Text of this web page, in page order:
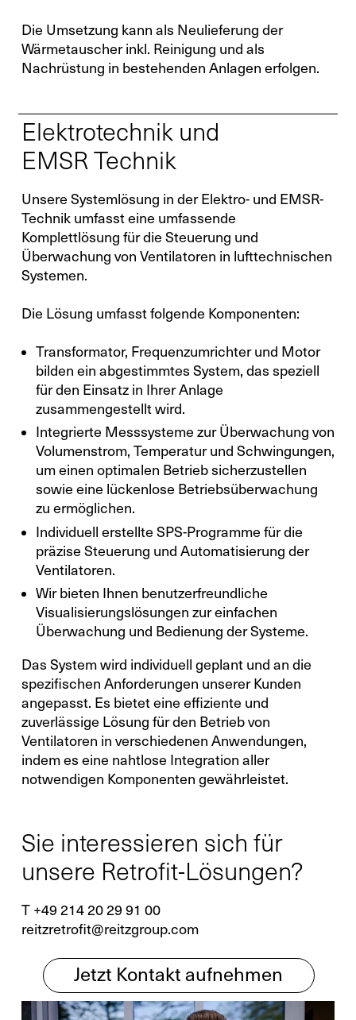
Die Umsetzung kann als Neulieferung der
Wärmetauscher inkl. Reinigung und als
Nachrüstung in bestehenden Anlagen erfolgen.
Elektrotechnik und
EMSR Technik
Unsere Systemlösung in der Elektro- und EMSR-
Technik umfasst eine umfassende
Komplettlösung für die Steuerung und
Überwachung von Ventilatoren in lufttechnischen
Systemen.
Die Lösung umfasst folgende Komponenten:
Transformator, Frequenzumrichter und Motor
bilden ein abgestimmtes System, das speziell
für den Einsatz in Ihrer Anlage
zusammengestellt wird.
Integrierte Messsysteme zur Überwachung von
Volumenstrom, Temperatur und Schwingungen,
um einen optimalen Betrieb sicherzustellen
sowie eine lückenlose Betriebsüberwachung
zu ermöglichen.
Individuell erstellte SPS-Programme für die
präzise Steuerung und Automatisierung der
Ventilatoren.
Wir bieten Ihnen benutzerfreundliche
Visualisierungslösungen zur einfachen
Überwachung und Bedienung der Systeme.
Das System wird individuell geplant und an die
spezifischen Anforderungen unserer Kunden
angepasst. Es bietet eine effiziente und
zuverlässige Lösung für den Betrieb von
Ventilatoren in verschiedenen Anwendungen,
indem es eine nahtlose Integration aller
notwendigen Komponenten gewährleistet.
Sie interessieren sich für
unsere Retrofit-Lösungen?
T +49 214 20 29 91 00
reitzretrofit@reitzgroup.com
Jetzt Kontakt aufnehmen